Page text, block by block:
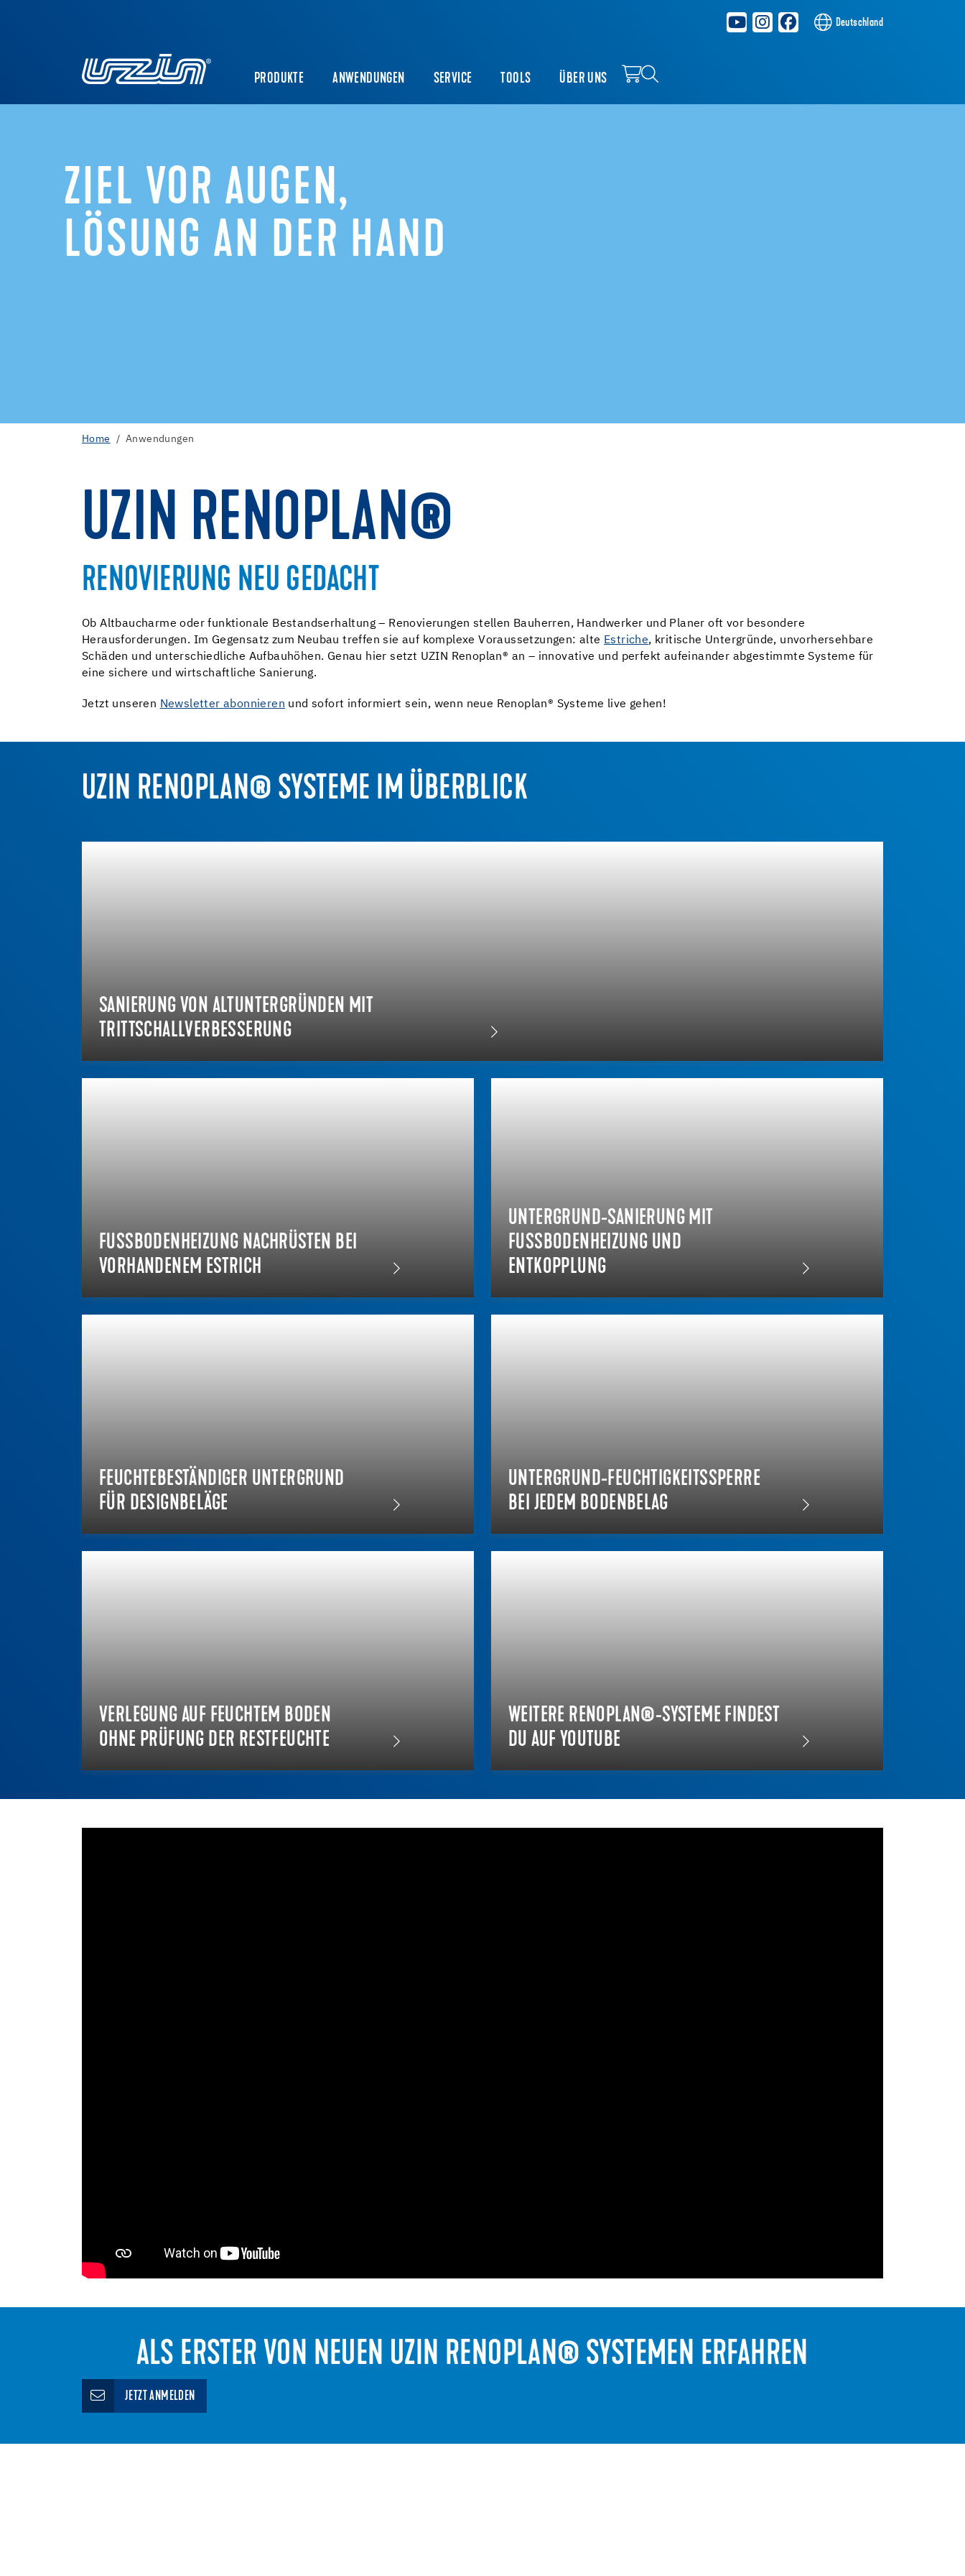
Deutschland
PRODUKTE ANWENDUNGEN SERVICE TOOLS ÜBER UNS
ZIEL VOR AUGEN,
LÖSUNG AN DER HAND
Home Anwendungen
UZIN RENOPLAN®
RENOVIERUNG NEU GEDACHT
Ob Altbaucharme oder funktionale Bestandserhaltung – Renovierungen stellen Bauherren, Handwerker und Planer oft vor besondere
Herausforderungen. Im Gegensatz zum Neubau treffen sie auf komplexe Voraussetzungen: alte Estriche, kritische Untergründe, unvorhersehbare
Schäden und unterschiedliche Aufbauhöhen. Genau hier setzt UZIN Renoplan® an – innovative und perfekt aufeinander abgestimmte Systeme für
eine sichere und wirtschaftliche Sanierung.
Jetzt unseren Newsletter abonnieren und sofort informiert sein, wenn neue Renoplan® Systeme live gehen!
UZIN RENOPLAN® SYSTEME IM ÜBERBLICK
SANIERUNG VON ALTUNTERGRÜNDEN MIT
TRITTSCHALLVERBESSERUNG
FUSSBODENHEIZUNG NACHRÜSTEN BEI V
ORHANDENEM ESTRICH
FEUCHTEBESTÄNDIGER UNTERGRUND
FÜR DESIGNBELÄGE
VERLEGUNG AUF FEUCHTEM BODEN
OHNE PRÜFUNG DER RESTFEUCHTE
UNTERGRUND-SANIERUNG MIT
FUSSBODENHEIZUNG UND E
NTKOPPLUNG
UNTERGRUND-FEUCHTIGKEITSSPERRE
BEI JEDEM BODENBELAG
WEITERE RENOPLAN®-SYSTEME FINDEST
DU AUF YOUTUBE
ALS ERSTER VON NEUEN UZIN RENOPLAN® SYSTEMEN ERFAHREN
JETZT ANMELDEN